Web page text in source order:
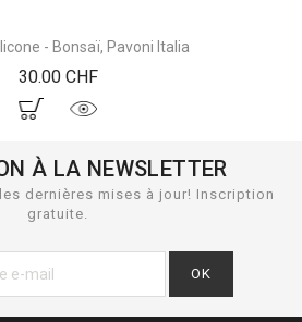
- Bonsaï, Pavoni Italia
30.00 CHFPrix
À LA NEWSLETTER
dernières mises à jour! Inscription
gratuite.